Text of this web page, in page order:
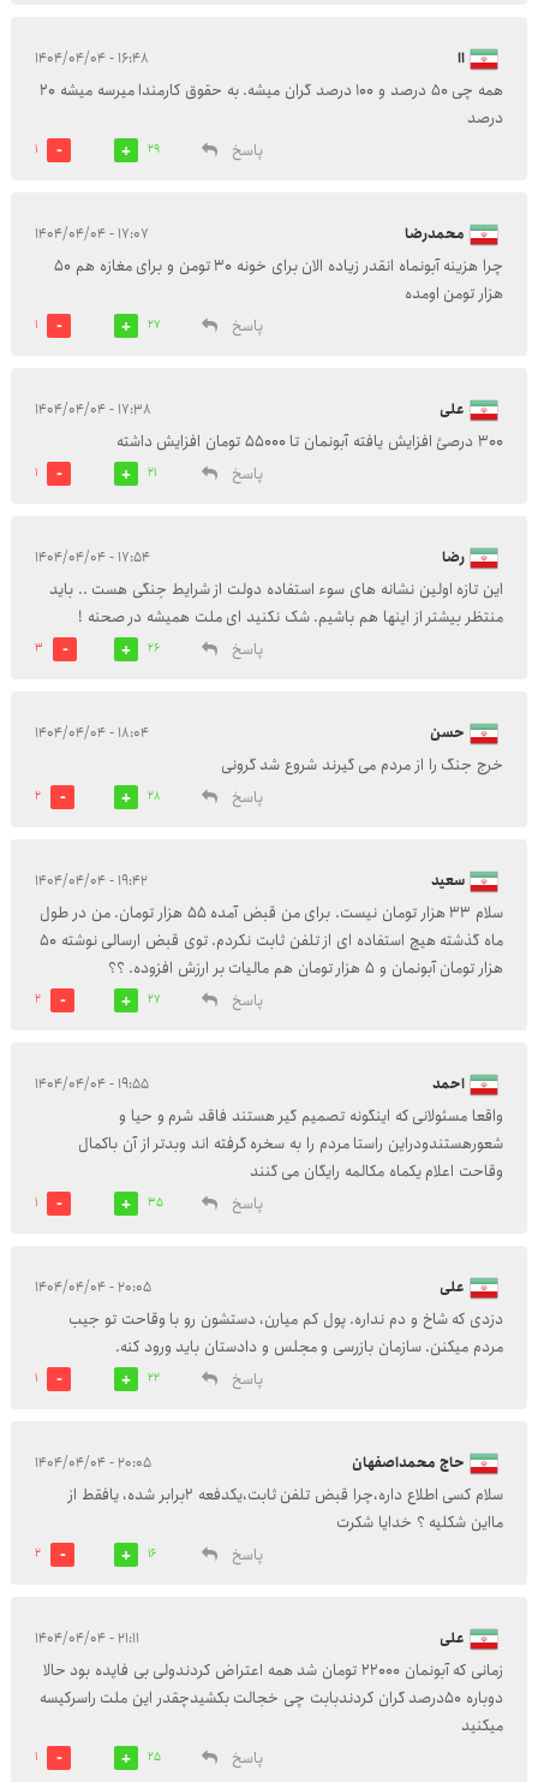
اا ۱۶:۴۸ - ۱۴۰۴/۰۴/۰۴
همه چی ۵۰ درصد و ۱۰۰ درصد گران میشه. به حقوق کارمندا میرسه میشه ۲۰
درصد
پاسخ
29
1
محمدرضا ۱۷:۰۷ - ۱۴۰۴/۰۴/۰۴
چرا هزینه آبونماه انقدر زیاده الان برای خونه ۳۰ تومن و برای مغازه هم ۵۰
هزار تومن اومده
پاسخ
27
1
علی ۱۷:۳۸ - ۱۴۰۴/۰۴/۰۴
300 درصئ افزایش یافته آبونمان تا 55000 تومان افزایش داشته
پاسخ
21
1
رضا ۱۷:۵۴ - ۱۴۰۴/۰۴/۰۴
این تازه اولین نشانه های سوء استفاده دولت از شرایط جنگی هست .. باید
منتظر بیشتر از اینها هم باشیم. شک نکنید ای ملت همیشه در صحنه !
پاسخ
26
3
حسن ۱۸:۰۴ - ۱۴۰۴/۰۴/۰۴
خرج جنگ را از مردم می گیرند شروع شد گرونی
پاسخ
28
2
سعید ۱۹:۴۲ - ۱۴۰۴/۰۴/۰۴
سلام ۳۳ هزار تومان نیست. برای من قبض آمده ۵۵ هزار تومان. من در طول
ماه گذشته هیچ استفاده ای از تلفن ثابت نکردم. توی قبض ارسالی نوشته ۵۰
هزار تومان آبونمان و ۵ هزار تومان هم مالیات بر ارزش افزوده. ؟؟
پاسخ
27
2
احمد ۱۹:۵۵ - ۱۴۰۴/۰۴/۰۴
واقعا مسئولانی که اینگونه تصمیم گیر هستند فاقد شرم و حیا و
شعورهستندودراین راستا مردم را به سخره گرفته اند وبدتر از آن باکمال
وقاحت اعلام یکماه مکالمه رایگان می گنند
پاسخ
35
1
علی ۲۰:۰۵ - ۱۴۰۴/۰۴/۰۴
دزدی که شاخ و دم نداره. پول کم میارن، دستشون رو با وقاحت تو جیب
مردم میکنن. سازمان بازرسی و مجلس و دادستان باید ورود کنه.
پاسخ
22
1
حاج محمداصفهان ۲۰:۰۵ - ۱۴۰۴/۰۴/۰۴
سلام کسی اطلاع داره،چرا قبض تلفن ثابت،یکدفعه ۲برابر شده، یافقط از
مااین شکلیه ؟ خدایا شکرت
پاسخ
16
2
علی ۲۱:۱۱ - ۱۴۰۴/۰۴/۰۴
زمانی که آبونمان ۲۲۰۰۰ تومان شد همه اعتراض کردندولی بی فایده بود حالا
دوباره ۵۰درصد گران کردندبابت چی خجالت بکشیدچقدر این ملت راسرکیسه
میکنید
پاسخ
25
1